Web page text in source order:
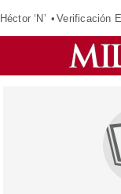
Héctor ‘N’ Verificación